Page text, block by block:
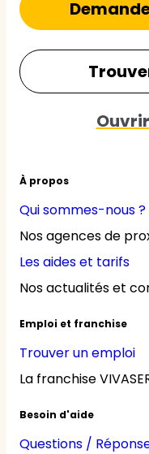
À propos
Qui sommes-nous ?
Nos agences de
Les aides et tarifs
Nos actualités et
Emploi et franchise
Trouver un emploi
La franchise
Besoin d'aide
Questions /